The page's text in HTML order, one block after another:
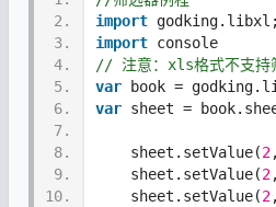
2.
3.
4.
5.
6.
7.
8.
9.
10.
import godking.libxl;
import console
// 注意：xls格式不支持
var book =
var sheet =
    sheet.setValue(
2
    sheet.setValue(
2
    sheet.setValue(
2